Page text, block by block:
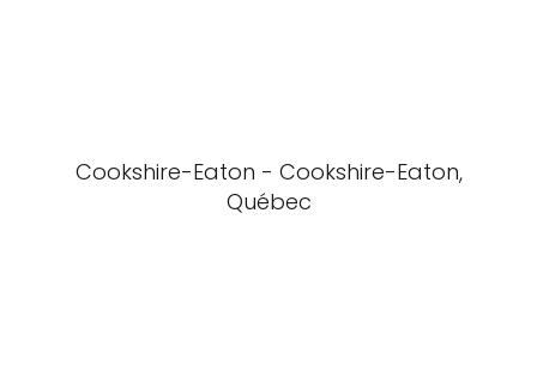
Cookshire-Eaton - Cookshire-Eaton,
Québec